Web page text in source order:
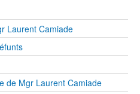
Laurent Camiade
de Mgr Laurent Camiade